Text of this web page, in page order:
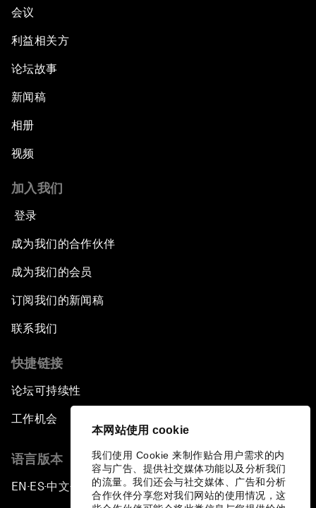
本网站使用 cookie
我们使用 Cookie 来制作贴合用户需求的内
容与广告、提供社交媒体功能以及分析我们
的流量。我们还会与社交媒体、广告和分析
合作伙伴分享您对我们网站的使用情况，这
会议
利益相关方
论坛故事
新闻稿
相册
视频
加入我们
登录
成为我们的合作伙伴
成为我们的会员
订阅我们的新闻稿
联系我们
快捷链接
论坛可持续性
工作机会
语言版本
EN ▪ ES▪中文▪ 日本語